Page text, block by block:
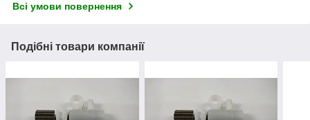
Всі умови повернення
Подібні товари компанії